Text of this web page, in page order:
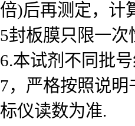
倍)后再测定，计
5封板膜只限一
6.本试剂不同批
7，严格按照说
标仪读数为准.